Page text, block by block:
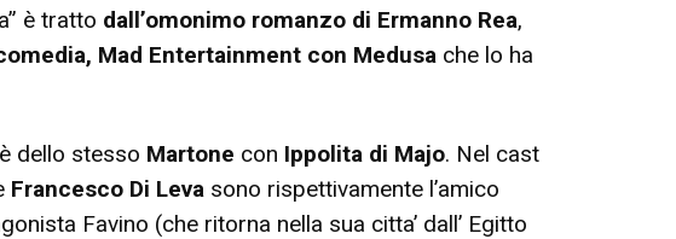
è tratto dall’omonimo romanzo di Ermanno Rea,
Mad Entertainment con Medusa che lo ha
è dello stesso Martone con Ippolita di Majo. Nel cast
Francesco Di Leva sono rispettivamente l’amico
Favino (che ritorna nella sua citta’ dall’ Egitto